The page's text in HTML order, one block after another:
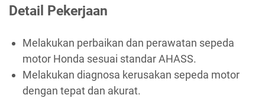
Detail Pekerjaan
Melakukan perbaikan dan perawatan sepeda
motor Honda sesuai standar AHASS.
Melakukan diagnosa kerusakan sepeda motor
dengan tepat dan akurat.